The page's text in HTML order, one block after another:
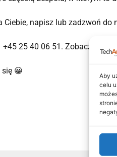
Aby
celu
napisz lub zadzwoń
25 40 06 51. Zobacz więcej
😀